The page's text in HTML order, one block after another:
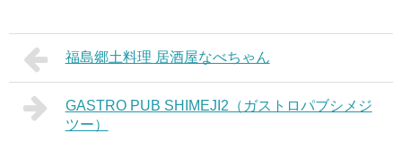
福島郷土料理 居酒屋なべちゃん
GASTRO PUB SHIMEJI2（ガストロパブシメジ
ツー）